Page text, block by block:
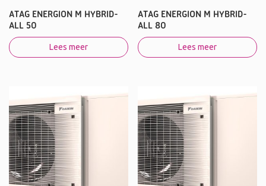
ATAG ENERGION M HYBRID-
ALL 50
Lees meer
ATAG ENERGION M HYBRID-
ALL 80
Lees meer